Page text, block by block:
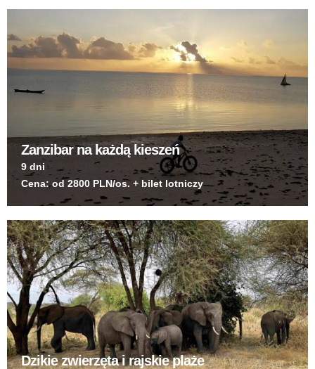
Zanzibar na każdą kieszeń
9 dni
Cena: od 2800 PLN/os. + bilet lotniczy
Dzikie zwierzęta i rajskie plaże